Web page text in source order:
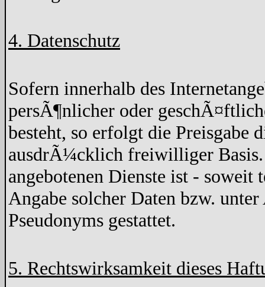
4. Datenschutz
Sofern innerhalb des
persÃ¶nlicher oder
besteht, so erfolgt die Preisgabe
ausdrÃ¼cklich freiwilliger Basis.
angebotenen Dienste ist -
Angabe solcher Daten bzw.
Pseudonyms gestattet.
5. Rechtswirksamkeit dieses